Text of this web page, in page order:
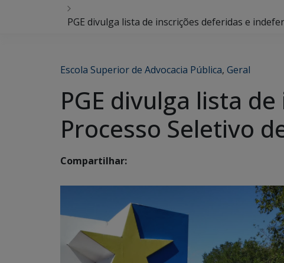
PGE divulga lista de inscrições deferidas e
Escola Superior de Advocacia Pública, Geral
PGE divulga lista
Processo Seletivo
Compartilhar: